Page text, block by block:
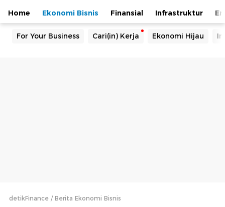
Home Ekonomi Bisnis Finansial Infrastruktur
For Your Business Cari(in) Kerja Ekonomi Hijau
detikFinance Berita Ekonomi Bisnis